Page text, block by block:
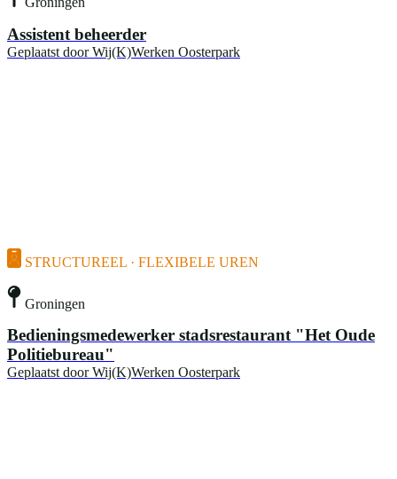
Assistent beheerder
Geplaatst door Wij(K)Werken Oosterpark
STRUCTUREEL · FLEXIBELE UREN
Groningen
Bedieningsmedewerker stadsrestaurant "Het Oude
Politiebureau"
Geplaatst door Wij(K)Werken Oosterpark